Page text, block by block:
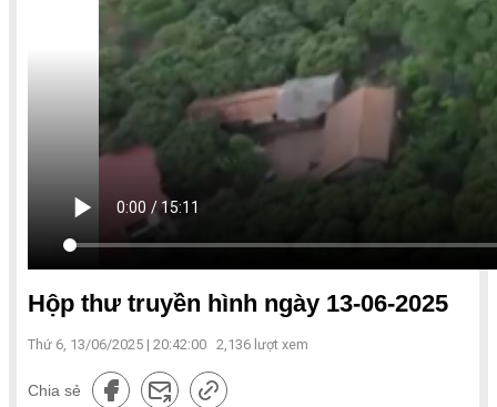
Hộp thư truyền hình ngày 13-06-2025
Thứ 6, 13/06/2025 | 20:42:00 2,136 lượt xem
Chia sẻ